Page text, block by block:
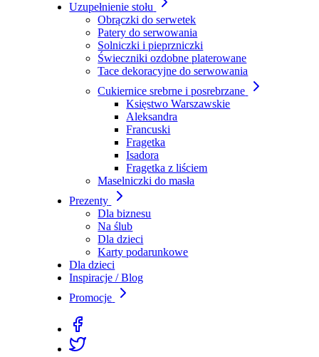
Uzupełnienie stołu
Obrączki do serwetek
Patery do serwowania
Solniczki i pieprzniczki
Świeczniki ozdobne platerowane
Tace dekoracyjne do serwowania
Cukiernice srebrne i posrebrzane
Księstwo Warszawskie
Aleksandra
Francuski
Fragetka
Isadora
Fragetka z liściem
Maselniczki do masła
Prezenty
Dla biznesu
Na ślub
Dla dzieci
Karty podarunkowe
Dla dzieci
Inspiracje / Blog
Promocje